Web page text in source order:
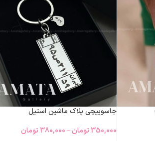
جاسوییچی پلاک ماشین استیل
350,000 تومان–
380,000 تومان